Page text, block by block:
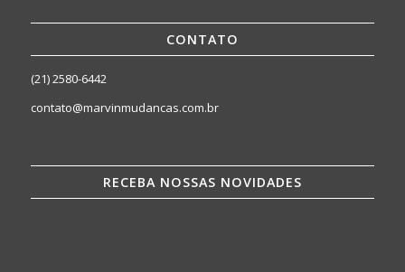
CONTATO
(21) 2580-6442
contato@marvinmudancas.com.br
RECEBA NOSSAS NOVIDADES